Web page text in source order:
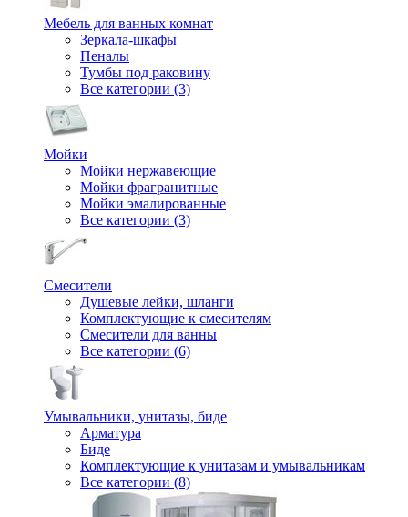
Мебель для ванных комнат
Зеркала-шкафы
Пеналы
Тумбы под раковину
Все категории (3)
Мойки
Мойки нержавеющие
Мойки фрагранитные
Мойки эмалированные
Все категории (3)
Смесители
Душевые лейки, шланги
Комплектующие к смесителям
Смесители для ванны
Все категории (6)
Умывальники, унитазы, биде
Арматура
Биде
Комплектующие к унитазам и умывальникам
Все категории (8)